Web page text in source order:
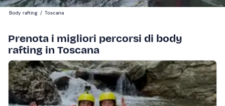
Body rafting / Toscana
Prenota i migliori percorsi di body
rafting in Toscana